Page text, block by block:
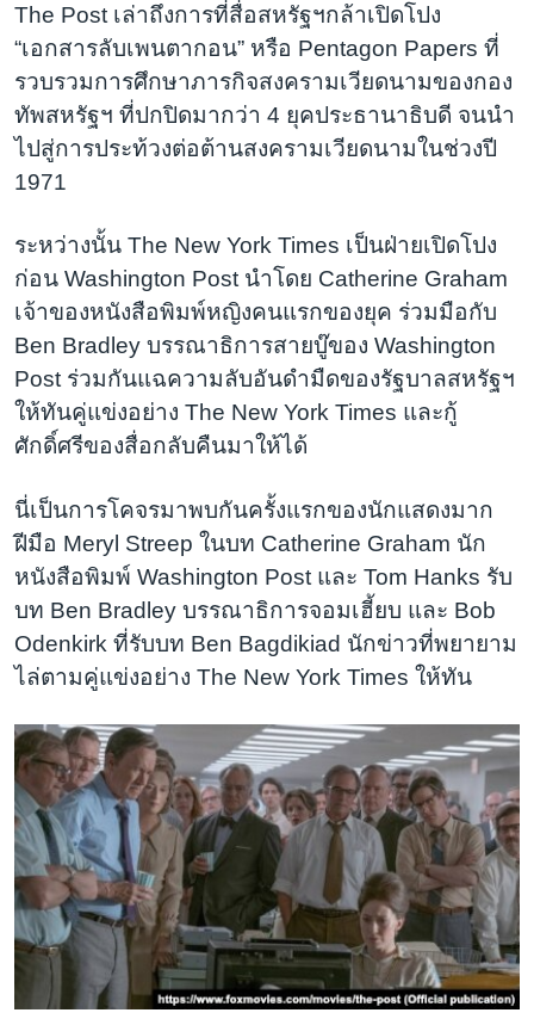
The Post เล่าถึงการที่สื่อสหรัฐฯกล้าเปิดโปง
“เอกสารลับเพนตากอน” หรือ Pentagon Papers ที่
รวบรวมการศึกษาภารกิจสงครามเวียดนามของกอง
ทัพสหรัฐฯ ที่ปกปิดมากว่า 4 ยุคประธานาธิบดี จนนำ
ไปสู่การประท้วงต่อต้านสงครามเวียดนามในช่วงปี
1971
ระหว่างนั้น The New York Times เป็นฝ่ายเปิดโปง
ก่อน Washington Post นำโดย Catherine Graham
เจ้าของหนังสือพิมพ์หญิงคนแรกของยุค ร่วมมือกับ
Ben Bradley บรรณาธิการสายบู๊ของ Washington
Post ร่วมกันแฉความลับอันดำมืดของรัฐบาลสหรัฐฯ
ให้ทันคู่แข่งอย่าง The New York Times และกู้
ศักดิ์ศรีของสื่อกลับคืนมาให้ได้
นี่เป็นการโคจรมาพบกันครั้งแรกของนักแสดงมาก
ฝีมือ Meryl Streep ในบท Catherine Graham นัก
หนังสือพิมพ์ Washington Post และ Tom Hanks รับ
บท Ben Bradley บรรณาธิการจอมเฮี้ยบ และ Bob
Odenkirk ที่รับบท Ben Bagdikiad นักข่าวที่พยายาม
ไล่ตามคู่แข่งอย่าง The New York Times ให้ทัน